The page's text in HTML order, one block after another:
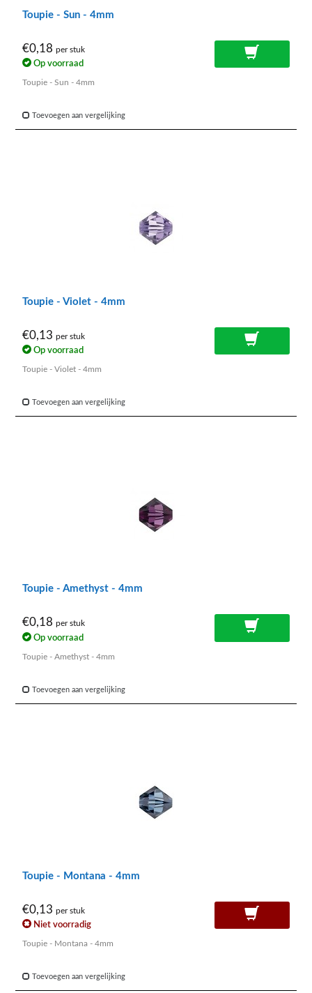
Toupie - Sun - 4mm
€0,18 per stuk
Op voorraad
Toupie - Sun - 4mm
Toevoegen aan vergelijking
Toupie - Violet - 4mm
€0,13 per stuk
Op voorraad
Toupie - Violet - 4mm
Toevoegen aan vergelijking
Toupie - Amethyst - 4mm
€0,18 per stuk
Op voorraad
Toupie - Amethyst - 4mm
Toevoegen aan vergelijking
Toupie - Montana - 4mm
€0,13 per stuk
Niet voorradig
Toupie - Montana - 4mm
Toevoegen aan vergelijking